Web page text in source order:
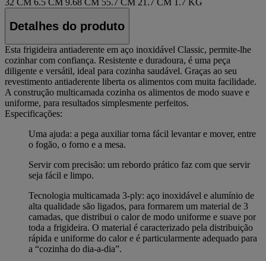
32 CM 6.5 CM 9.68 CM 55.7 CM 21.7 CM 1.7 KG
Detalhes do produto
Esta frigideira antiaderente em aço inoxidável Classic, permite-lhe
cozinhar com confiança. Resistente e duradoura, é uma peça
diligente e versátil, ideal para cozinha saudável. Graças ao seu
revestimento antiaderente liberta os alimentos com muita facilidade.
A construção multicamada cozinha os alimentos de modo suave e
uniforme, para resultados simplesmente perfeitos.
Especificações:
Uma ajuda: a pega auxiliar torna fácil levantar e mover, entre
o fogão, o forno e a mesa.
Servir com precisão: um rebordo prático faz com que servir
seja fácil e limpo.
Tecnologia multicamada 3-ply: aço inoxidável e alumínio de
alta qualidade são ligados, para formarem um material de 3
camadas, que distribui o calor de modo uniforme e suave por
toda a frigideira. O material é caracterizado pela distribuição
rápida e uniforme do calor e é particularmente adequado para
a “cozinha do dia-a-dia”.